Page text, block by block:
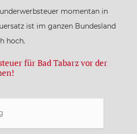
momentan in
ist im ganzen Bundesland
hoch.
für Bad Tabarz vor der